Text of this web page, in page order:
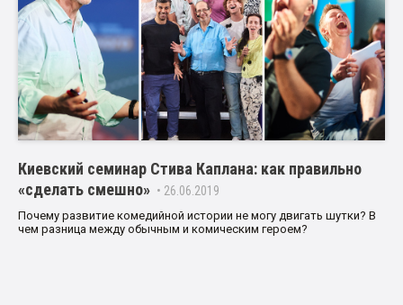
Киевский семинар Стива Каплана: как правильно
«сделать смешно» • 26.06.2019
Почему развитие комедийной истории не могу двигать шутки? В
чем разница между обычным и комическим героем?